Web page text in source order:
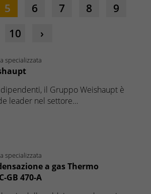
5 6 7 8
9
10
specializzata
il Gruppo Weishaupt è
leader nel settore…
specializzata
a gas Thermo
GB 470-A